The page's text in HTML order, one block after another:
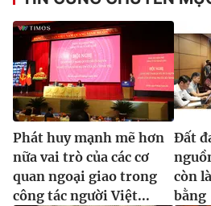
® Cấm sao chép dưới mọi hình thức
thuận bằng văn bản. Ghi rõ nguồn
thông tin từ website này.
Phát huy mạnh mẽ hơn
nữa vai trò của các cơ
quan ngoại giao trong
công tác người Việt...
Đất
còn
bằng